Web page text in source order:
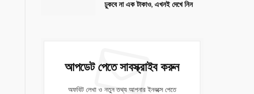
ঢুকবে না এক টাকাও, এখনই দেখে নিন
আপডেট পেতে সাবস্ক্রাইব করুন
অফবিট লেখা ও নতুন তথ্য আপনার ইনবক্সে পেতে